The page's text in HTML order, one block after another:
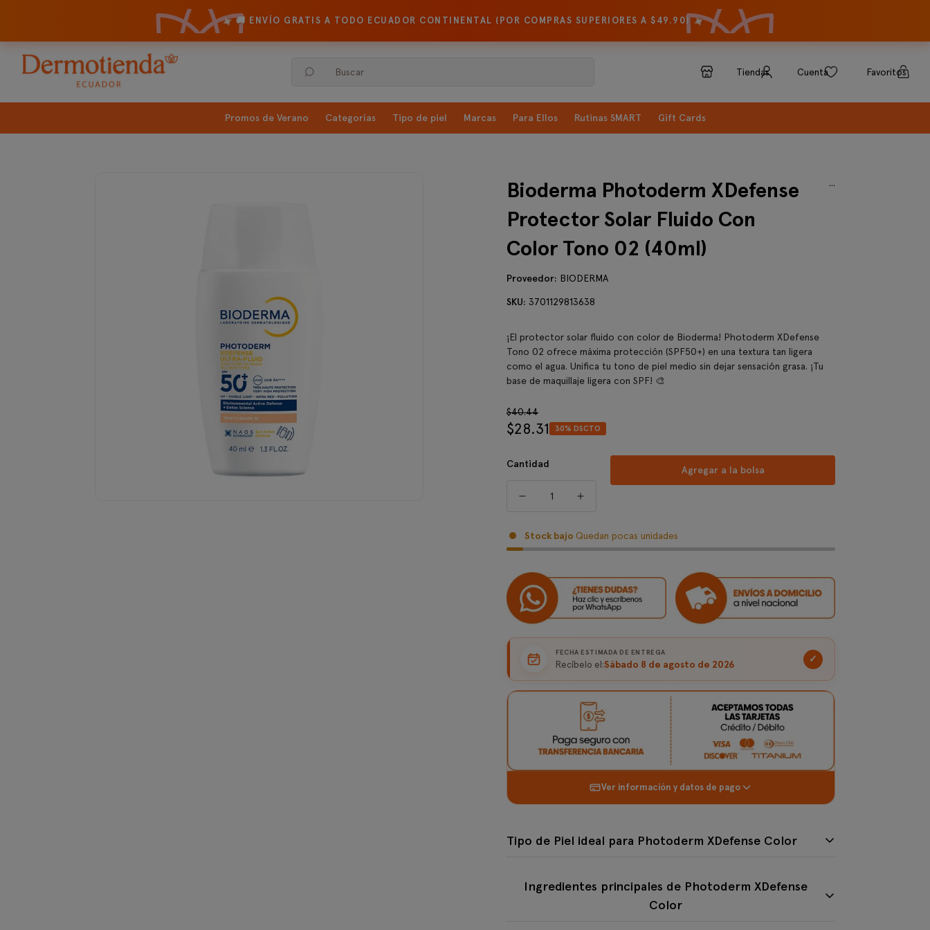
✦🚚 ENVÍO GRATIS A TODO ECUADOR CONTINENTAL (POR COMPRAS SUPERIORES A $49.90)✦
Buscar Tiendas Cuenta Favoritos
Promos de Verano Categorías Tipo de piel Marcas Para Ellos Rutinas SMART Gift Cards
Bioderma Photoderm XDefense
Protector Solar Fluido Con
Color Tono 02 (40ml)
...
Proveedor: BIODERMA
SKU: 3701129813638
¡El protector solar fluido con color de Bioderma! Photoderm XDefense
Tono 02 ofrece máxima protección (SPF50+) en una textura tan ligera
como el agua. Unifica tu tono de piel medio sin dejar sensación grasa. ¡Tu
base de maquillaje ligera con SPF! 🎨
Precio
regular
$40.44
Precio
venta
$28.31 30% DSCTO
Cantidad
Agregar a la bolsa
Stock bajo Quedan pocas unidades
FECHA ESTIMADA DE ENTREGA
Recíbelo el:Sábado 8 de agosto de 2026 ✓
Ver información y datos de pago
Tipo de Piel ideal para Photoderm XDefense Color
Tipo de Piel ideal para Photoderm XDefense Color
Normal/Mixta
Ingredientes principales de Photoderm XDefense
Ingredientes principales de Photoderm XDefense
Color